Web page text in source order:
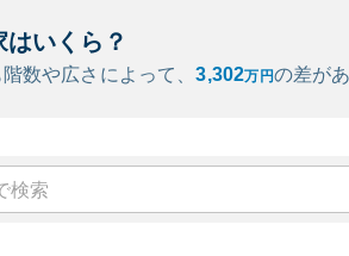
いくら？
数や広さによって、3,302万円の差が